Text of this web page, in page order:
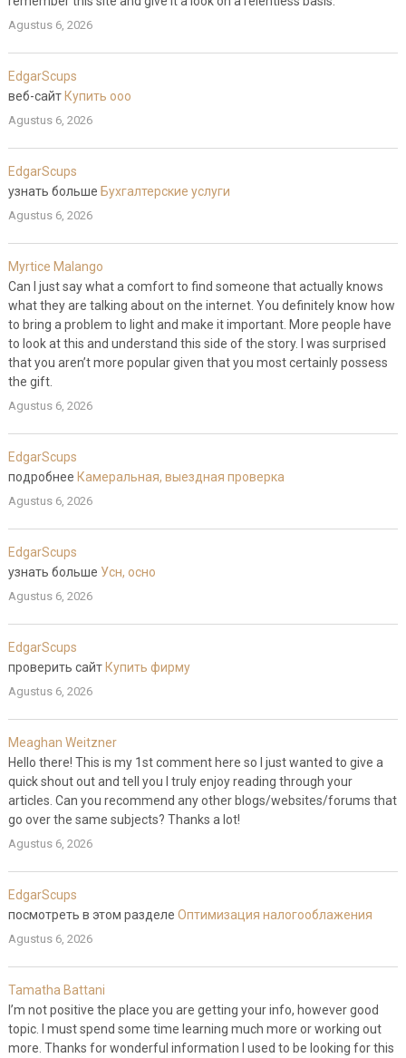
Agustus 6, 2026
EdgarScups
веб-сайт Купить ооо
Agustus 6, 2026
EdgarScups
узнать больше Бухгалтерские услуги
Agustus 6, 2026
Myrtice Malango
Can I just say what a comfort to find someone that actually knows
what they are talking about on the internet. You definitely know how
to bring a problem to light and make it important. More people have
to look at this and understand this side of the story. I was surprised
that you aren’t more popular given that you most certainly possess
the gift.
Agustus 6, 2026
EdgarScups
подробнее Камеральная, выездная проверка
Agustus 6, 2026
EdgarScups
узнать больше Усн, осно
Agustus 6, 2026
EdgarScups
проверить сайт Купить фирму
Agustus 6, 2026
Meaghan Weitzner
Hello there! This is my 1st comment here so I just wanted to give a
quick shout out and tell you I truly enjoy reading through your
articles. Can you recommend any other blogs/websites/forums that
go over the same subjects? Thanks a lot!
Agustus 6, 2026
EdgarScups
посмотреть в этом разделе Оптимизация налогооблажения
Agustus 6, 2026
Tamatha Battani
I’m not positive the place you are getting your info, however good
topic. I must spend some time learning much more or working out
more. Thanks for wonderful information I used to be looking for this